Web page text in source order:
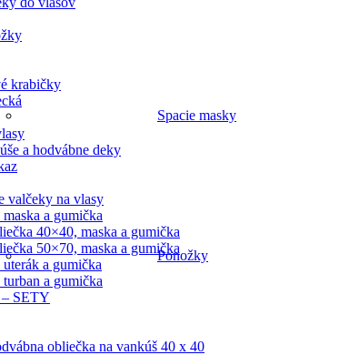
Spacie masky
Ponožky
krabičky
a hodvábne deky
valčeky na vlasy
a gumička
40×40, maska a gumička
50×70, maska a gumička
a gumička
a gumička
SETY
obliečka na vankúš 40 x 40